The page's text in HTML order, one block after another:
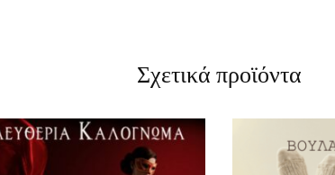
Σχετικά προϊόντα